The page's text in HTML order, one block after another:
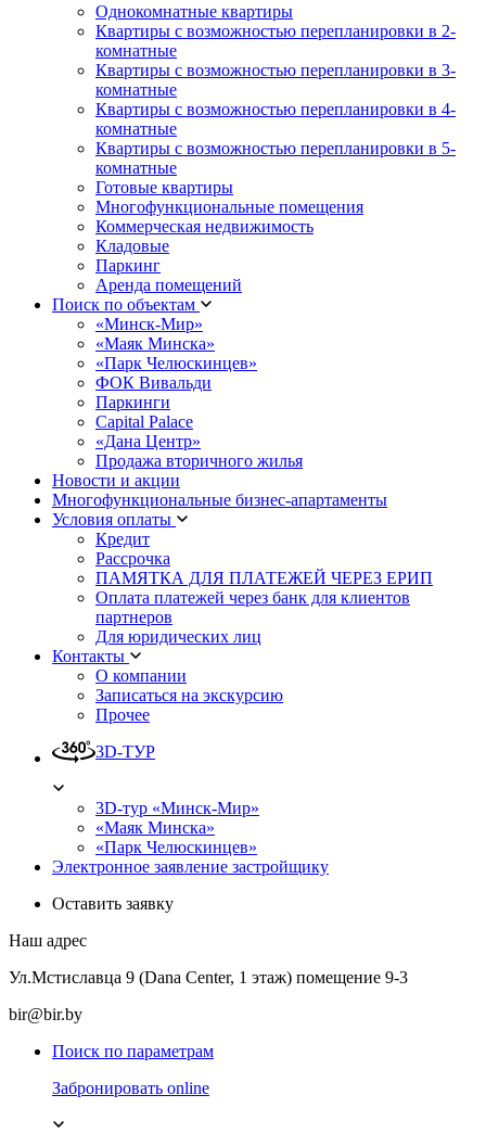
Однокомнатные квартиры
Квартиры с возможностью перепланировки в 2-
комнатные
Квартиры с возможностью перепланировки в 3-
комнатные
Квартиры с возможностью перепланировки в 4-
комнатные
Квартиры с возможностью перепланировки в 5-
комнатные
Готовые квартиры
Многофункциональные помещения
Коммерческая недвижимость
Кладовые
Паркинг
Аренда помещений
Поиск по объектам
«Минск-Мир»
«Маяк Минска»
«Парк Челюскинцев»
ФОК Вивальди
Паркинги
Capital Palace
«Дана Центр»
Продажа вторичного жилья
Новости и акции
Многофункциональные бизнес-апартаменты
Условия оплаты
Кредит
Рассрочка
ПАМЯТКА ДЛЯ ПЛАТЕЖЕЙ ЧЕРЕЗ ЕРИП
Оплата платежей через банк для клиентов
партнеров
Для юридических лиц
Контакты
О компании
Записаться на экскурсию
Прочее
3D-ТУР
3D-тур «Минск-Мир»
«Маяк Минска»
«Парк Челюскинцев»
Электронное заявление застройщику
Оставить заявку
Наш адрес
Ул.Мстиславца 9 (Dana Center, 1 этаж) помещение 9-3
bir@bir.by
Поиск по параметрам
Забронировать online